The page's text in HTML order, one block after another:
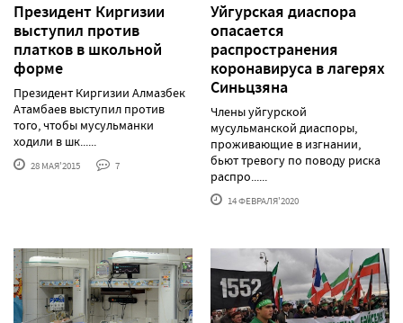
Президент Киргизии
выступил против
платков в школьной
форме
Президент Киргизии Алмазбек
Атамбаев выступил против
того, чтобы мусульманки
ходили в шк......
28 МАЯ'2015 7
Уйгурская диаспора
опасается
распространения
коронавируса в лагерях
Синьцзяна
Члены уйгурской
мусульманской диаспоры,
проживающие в изгнании,
бьют тревогу по поводу риска
распро......
14 ФЕВРАЛЯ'2020